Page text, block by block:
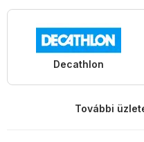
Decathlon
További